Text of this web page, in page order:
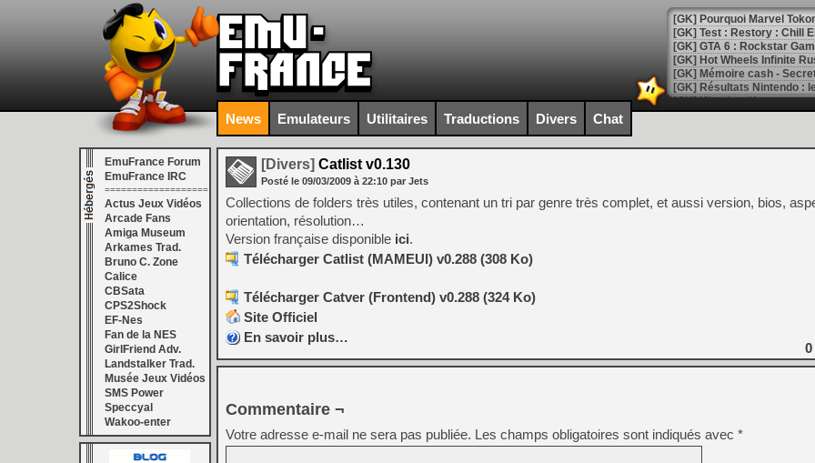
[GK] Pourquoi Marvel
[GK] Test : Restory : Chill
[GK] GTA 6 : Rockstar
[GK] Hot Wheels Infinite
[GK] Mémoire cash -
[GK] Résultats Nintendo :
[GK] Déjà des
[Mo5] Brickboy cherche à
[GK] Minecraft et ses «
[GK] Beast of
[GK] Ubisoft : fin de partie
[GK] Mémoire cash -
[GK] Dan Houser (GTA)
[GK] Comment EA Sports
[GK] Crimson Moon : un
[GK] Isle of Reveries : le
[GK] Moonlighter 2 : The
[GK] Capcom relance
[Mo5] Deux inédits du
[GK] Le beat'em up The
[GK] Endless Legend 2 :
[LS] [PS5] Le WebKit
News Emulateurs Utilitaires Traductions Divers Chat
EmuFrance Forum
EmuFrance IRC
===================
Actus Jeux Vidéos
Arcade Fans
Amiga Museum
Arkames Trad.
Bruno C. Zone
Calice
CBSata
CPS2Shock
EF-Nes
Fan de la NES
GirlFriend Adv.
Landstalker Trad.
Musée Jeux Vidéos
SMS Power
Speccyal
Wakoo-enter
[Divers] Catlist v0.130
Posté le 09/03/2009 à 22:10 par Jets
Collections de folders très utiles, contenant un tri par genre très complet, et aussi version, bios,
orientation, résolution…
Version française disponible ici.
Télécharger Catlist (MAMEUI) v0.288 (308 Ko)
Télécharger Catver (Frontend) v0.288 (324 Ko)
Site Officiel
En savoir plus…
0
Commentaire ¬
Votre adresse e-mail ne sera pas publiée. Les champs obligatoires sont indiqués avec *